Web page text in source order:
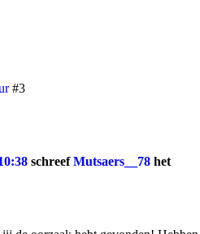
#3
schreefMutsaers__78 het